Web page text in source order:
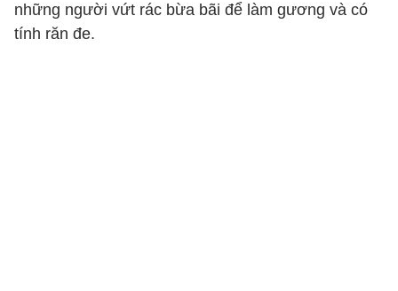
những người vứt rác bừa bãi để làm gương và có
tính răn đe.